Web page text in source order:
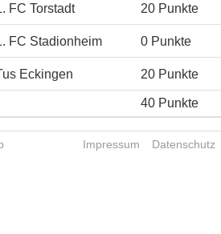
FC Torstadt 20 Punkte
FC Stadionheim 0 Punkte
Eckingen 20 Punkte
40 Punkte
Impressum Datenschutz